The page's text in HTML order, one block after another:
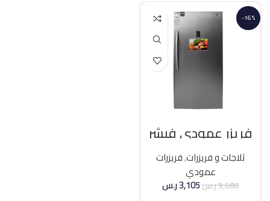
-16%
فريزر عمودي فيشر
21 قدم انفرتر – فضي
ثلاجات و فريزرات,فريزرات
عمودي
3,680ر.س3,105ر.س